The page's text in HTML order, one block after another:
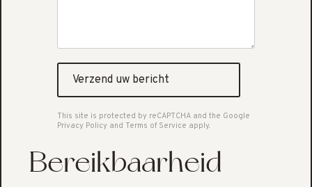
Verzend uw bericht
This site is protected by reCAPTCHA and the Google
Privacy Policyand Terms of Service apply.
Bereikbaarheid